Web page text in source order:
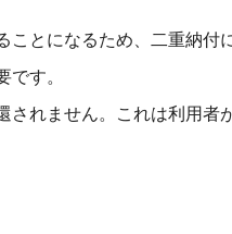
とになるため、二重納付
です。
れません。これは利用者